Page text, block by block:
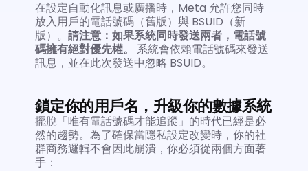
在設定自動化訊息或廣播時，Meta 允許您同時
放入用戶的電話號碼（舊版）與 BSUID（新
版）。 請注意：如果系統同時發送兩者，電話號
碼擁有絕對優先權。
系統會依賴電話號碼來發送
訊息，並在此次發送中忽略 BSUID。
鎖定你的用戶名，升級你的數據系統
擺脫「唯有電話號碼才能追蹤」的時代已經是必
然的趨勢。為了確保當隱私設定改變時，你的社
群商務邏輯不會因此崩潰，你必須從兩個方面著
手：